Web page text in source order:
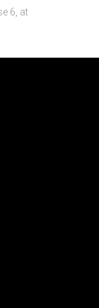
6, at